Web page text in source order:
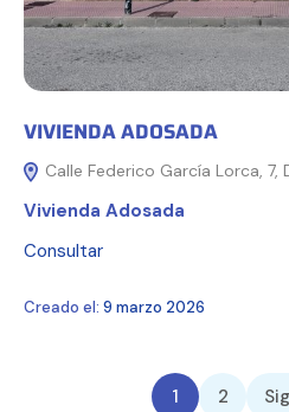
VIVIENDA ADOSADA
Calle Federico García Lorca, 7,
Vivienda Adosada
Consultar
Creado el: 9 marzo 2026
1 2